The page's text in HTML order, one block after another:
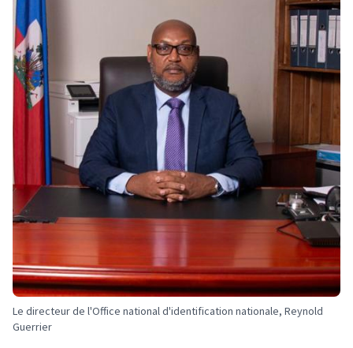
Le directeur de l'Office national d'identification nationale, Reynold
Guerrier